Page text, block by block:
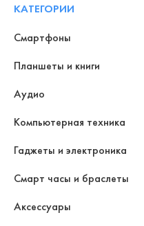
КАТЕГОРИИ
Смартфоны
Планшеты и книги
Аудио
Компьютерная техника
Гаджеты и электроника
Смарт часы и браслеты
Аксессуары